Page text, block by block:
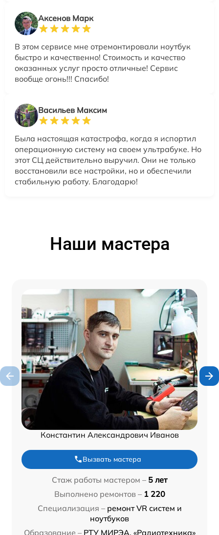
Аксенов Марк
В этом сервисе мне отремонтировали ноутбук
быстро и качественно! Стоимость и качество
оказанных услуг просто отличные! Сервис
вообще огонь!!! Спасибо!
Васильев Максим
Была настоящая катастрофа, когда я испортил
операционную систему на своем ультрабуке. Но
этот СЦ действительно выручил. Они не только
восстановили все настройки, но и обеспечили
стабильную работу. Благодарю!
Наши мастера
Константин Александрович Иванов
Вызвать мастера
Стаж работы мастером – 5 лет
Выполнено ремонтов – 1 220
Специализация – ремонт VR систем и
ноутбуков
Образование – РТУ МИРЭА, «Радиотехника»